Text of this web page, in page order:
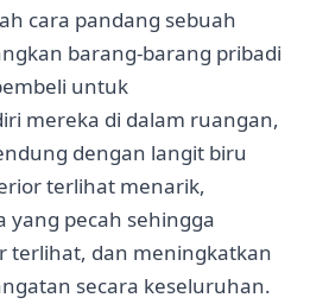
cara pandang sebuah
barang-barang pribadi
untuk
mereka di dalam ruangan,
dengan langit biru
terlihat menarik,
yang pecah sehingga
terlihat, dan meningkatkan
secara keseluruhan.